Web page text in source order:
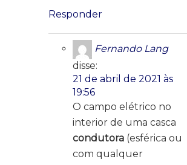
Responder
Fernando Lang
disse:
21 de abril de 2021 às
19:56
O campo elétrico no
interior de uma casca
condutora (esférica ou
com qualquer